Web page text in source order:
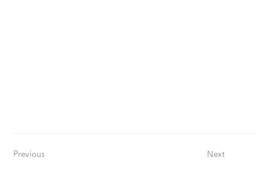
Previous Next